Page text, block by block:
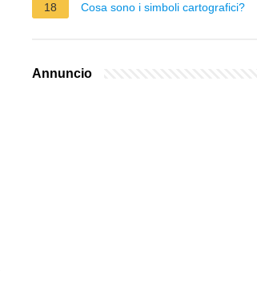
18 Cosa sono i simboli cartografici?
Annuncio